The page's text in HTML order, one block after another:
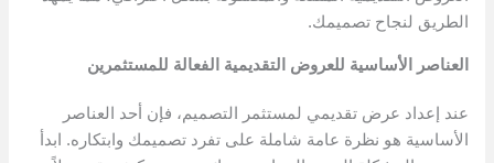
الطريق لنجاح تصميمك.
العناصر الأساسية للعروض التقديمية الفعالة للمستثمرين
عند إعداد عرض تقديمي لمستثمر التصميم، فإن أحد العناصر
الأساسية هو نظرة عامة شاملة على تفرد تصميمك وابتكاره. ابدأ